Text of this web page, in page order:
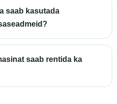
saab kasutada
saab rentida ka